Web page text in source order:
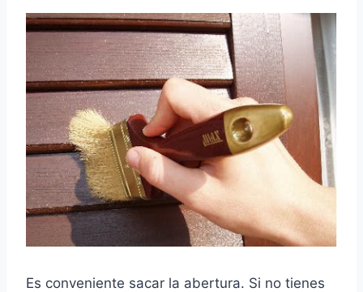
Es conveniente sacar la abertura. Si no tienes